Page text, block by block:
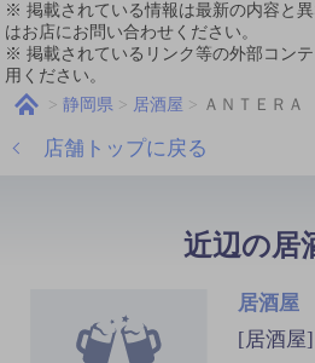
※ 掲載されている情報は最新の内容と
はお店にお問い合わせください。
※ 掲載されているリンク等の外部コン
用ください。
静岡県 居酒屋 ＡＮＴＥＲＡ
店舗トップに戻る
近辺の居
居酒屋
[居酒屋]